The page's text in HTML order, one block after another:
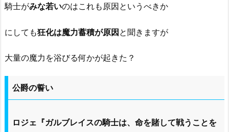
騎士がみな若いのはこれも原因というべきか
にしても狂化は魔力蓄積が原因と聞きますが
大量の魔力を浴びる何かが起きた？
公爵の誓い
ロジェ『ガルブレイスの騎士は、命を賭して戦うことを